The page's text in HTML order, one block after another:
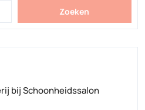
Zoeken
bij Schoonheidssalon